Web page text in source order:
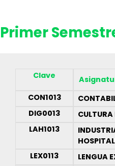
Primer
Clave
CON1013
DIG0013
LAH1013
LEX0113
LENGUA